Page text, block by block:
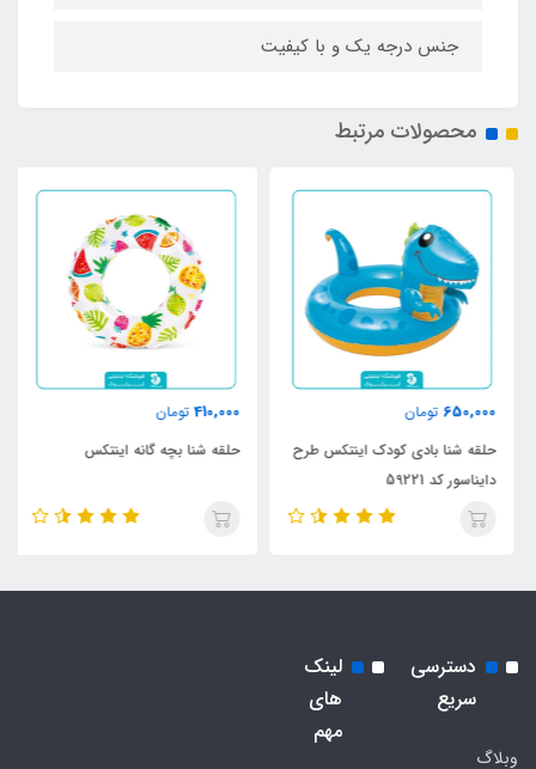
جنس درجه یک و با کیفیت
محصولات مرتبط
650,000 تومان
حلقه شنا بادی کودک اینتکس طرح
دایناسور کد 59221
410,000 تومان
حلقه شنا بچه گانه اینتکس
دسترسی
سریع
وبلاگ
لینک
های
مهم